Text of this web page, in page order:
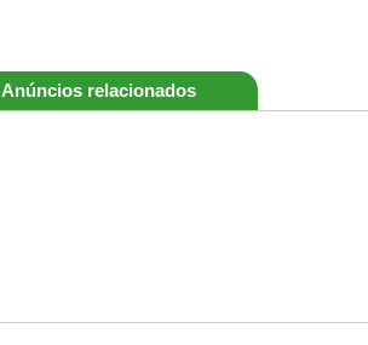
Anúncios relacionados